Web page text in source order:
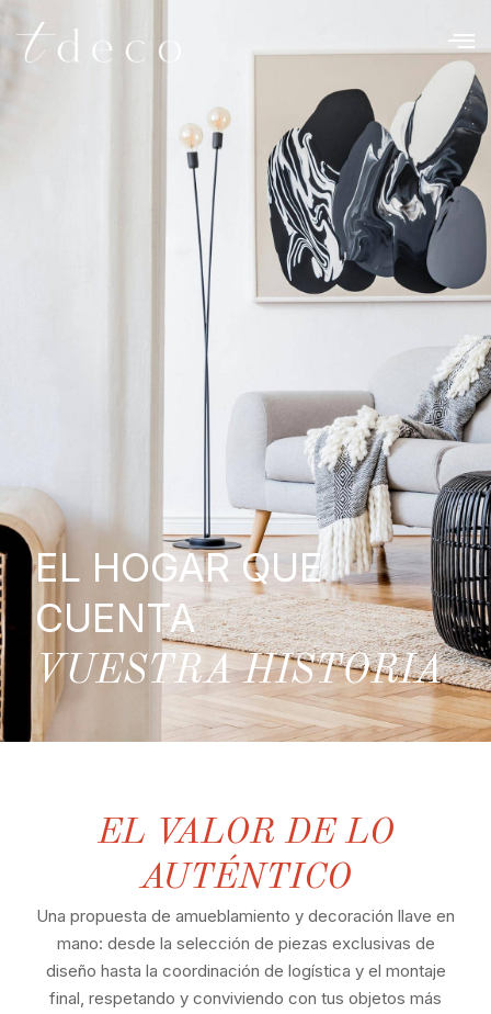
EL HOGAR QUE
CUENTA
VUESTRA HISTORIA
EL VALOR DE LO
AUTÉNTICO
Una propuesta de amueblamiento y decoración llave en
mano: desde la selección de piezas exclusivas de
diseño hasta la coordinación de logística y el montaje
final, respetando y conviviendo con tus objetos más